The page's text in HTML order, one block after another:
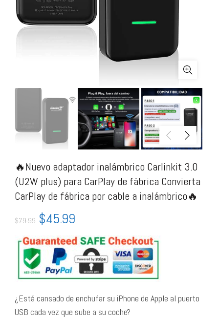
🔥Nuevo adaptador inalámbrico Carlinkit 3.0
(U2W plus) para CarPlay de fábrica Convierta
CarPlay de fábrica por cable a inalámbrico🔥
$79.99 $45.99
¿Está cansado de enchufar su iPhone de Apple al puerto
USB cada vez que sube a su coche?